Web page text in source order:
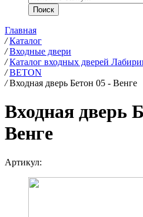
Главная
/ Каталог
/ Входные двери
/ Каталог входных дверей
/ BETON
/ Входная дверь Бетон 05 - Венге
Входная дверь
Венге
Артикул: